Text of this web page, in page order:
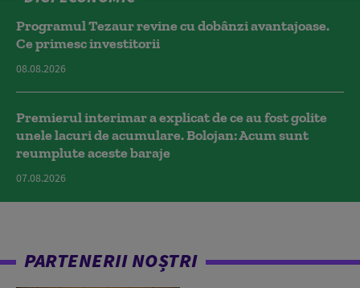
Programul Tezaur revine cu dobânzi avantajoase.
Ce primesc investitorii
08.08.2026
Premierul interimar a explicat de ce au fost golite
unele lacuri de acumulare. Bolojan: Acum sunt
reumplute aceste baraje
07.08.2026
PARTENERII NOȘTRI